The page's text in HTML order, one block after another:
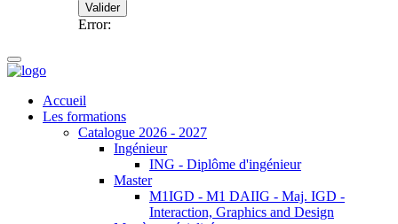
Valider
Error:
Accueil
Les formations
Catalogue 2026 - 2027
Ingénieur
ING - Diplôme d'ingénieur
Master
M1IGD - M1 DAIIG - Maj. IGD -
Interaction, Graphics and Design